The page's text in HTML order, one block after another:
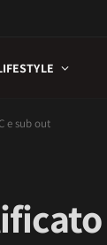
e sub out